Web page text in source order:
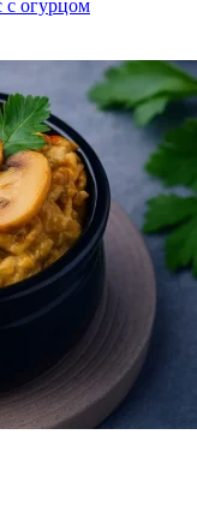
с огурцом